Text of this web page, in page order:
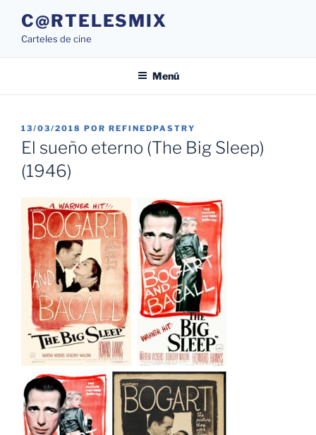
contenido
C@RTELESMIX
Carteles de cine
Menú
PUBLICADO
EL
13/03/2018 POR REFINEDPASTRY
El sueño eterno (The Big Sleep)
(1946)